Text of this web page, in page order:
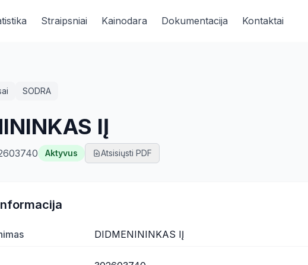
Straipsniai Kainodara Dokumentacija Kontaktai
SODRA
IĮ
Aktyvus Atsisiųsti PDF
DIDMENININKAS IĮ